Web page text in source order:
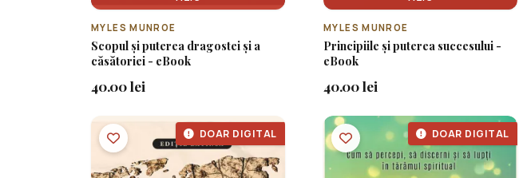
MYLES MUNROE
Scopul și puterea dragostei și a
căsătoriei - eBook
40.00 lei
MYLES MUNROE
Principiile și puterea succesului -
eBook
40.00 lei
DOAR DIGITAL DOAR DIGITAL